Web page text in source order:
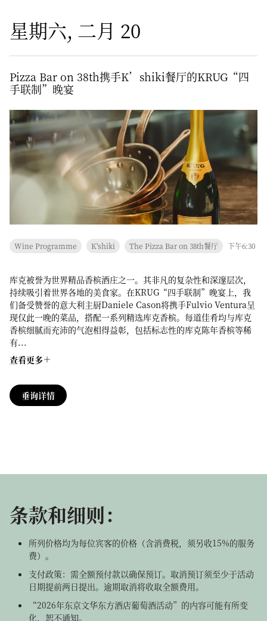
星期六, 二月 20
Pizza Bar on 38th携手K’shiki餐厅的KRUG“四
手联制”晚宴
Wine Programme K'shiki The Pizza Bar on 38th餐厅 下午6:30
库克被誉为世界精品香槟酒庄之一。其非凡的复杂性和深邃层次，
持续吸引着世界各地的美食家。在KRUG“四手联制”晚宴上，我
们备受赞誉的意大利主厨Daniele Cason将携手Fulvio Ventura呈
现仅此一晚的菜品，搭配一系列精选库克香槟。每道佳肴均与库克
香槟细腻而充沛的气泡相得益彰，包括标志性的库克陈年香槟等稀
有...
查看更多
垂询详情
条款和细则：
所列价格均为每位宾客的价格（含消费税，须另收15%的服务
费）。
支付政策：需全额预付款以确保预订。取消预订须至少于活动
日期提前两日提出。逾期取消将收取全额费用。
“2026年东京文华东方酒店葡萄酒活动”的内容可能有所变
化，恕不通知。